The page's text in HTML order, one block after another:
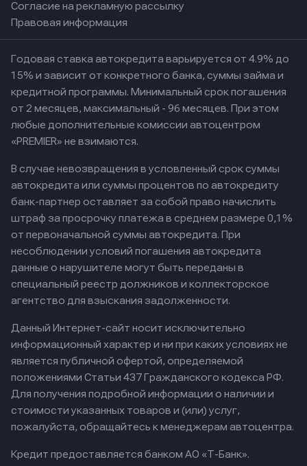
Согласие на рекламную рассылку
Правовая информация
Годовая ставка автокредита варьируется от 4.9% до
15% и зависит от конкретного банка, суммы займа и
кредитной программы. Минимальный срок погашения
от 2 месяцев, максимальный - 96 месяцев. При этом
любые дополнительные комиссии автоцентром
«PREMIER» не взимаются.
В случае невозвращения в условленный срок суммы
автокредита или суммы процентов по автокредиту
банк-партнер оставляет за собой право начислить
штраф за просрочку платежа в среднем размере 0,1%
от первоначальной суммы автокредита. При
несоблюдении условий погашения автокредита
данные о нарушителе могут быть переданы в
специальный реестр должников и коллекторское
агентство для взыскания задолженности.
Данный Интернет-сайт носит исключительно
информационный характер и ни при каких условиях не
является публичной офертой, определяемой
положениями Статьи 437 Гражданского кодекса РФ.
Для получения подробной информации о наличии и
стоимости указанных товаров и (или) услуг,
пожалуйста, обращайтесь к менеджерам автоцентра.
Кредит предоставляется банком АО «Т-Банк».